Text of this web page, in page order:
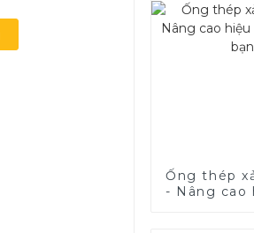
Ống thép
- Nâng cao